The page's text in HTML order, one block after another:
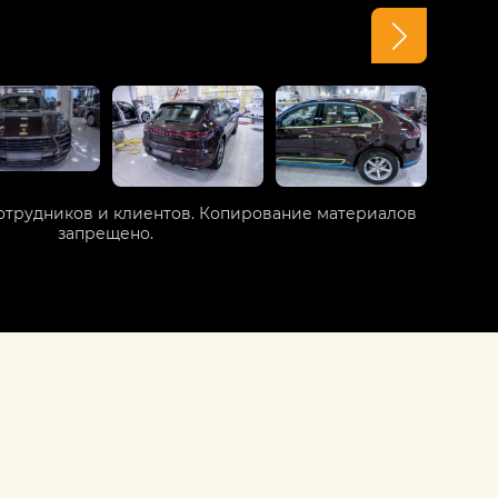
и клиентов. Копирование материалов
запрещено.